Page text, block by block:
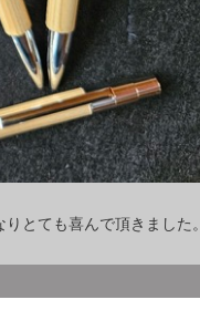
とても喜んで頂きました。